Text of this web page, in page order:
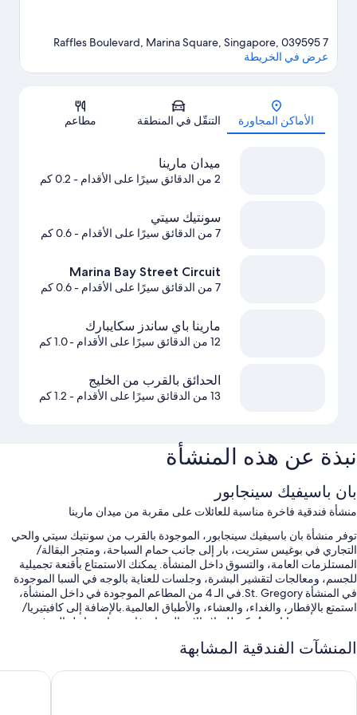
الخريطة
7 Raffles Boulevard, Marina Square, Singapore, 039595
عرض في الخريطة
الأماكن المجاورة التنقّل في المنطقة مطاعم
ميدان مارينا
2 من الدقائق سيرًا على الأقدام - 0.2 كم
سونتيك سيتي
7 من الدقائق سيرًا على الأقدام - 0.6 كم
Marina Bay Street Circuit
7 من الدقائق سيرًا على الأقدام - 0.6 كم
مارينا باي ساندز سكايبارك
12 من الدقائق سيرًا على الأقدام - 1.0 كم
الحدائق بالقرب من الخليج
13 من الدقائق سيرًا على الأقدام - 1.2 كم
نبذة عن هذه المنشأة
بان باسيفيك سينجابور
منشأة فندقية فاخرة مناسبة للعائلات على مقربة من ميدان مارينا
توفر منشأة بان باسيفيك سينجابور، الموجودة بالقرب من سونتيك سيتي والحي
التجاري في بوغيس ستريت، بار إلى جانب حمام السباحة، ومتجر البقالة/
المستلزمات العامة، والتسوق داخل المنشأة. يمكنك الاستمتاع بأقنعة تجميلية
للجسم، ومعالجات لتقشير البشرة، وجلسات للعناية بالوجه في السبا الموجودة
في المنشأة St. Gregory.في الـ 4 من المطاعم الموجودة في داخل المنشأة،
استمتع بالإفطار، والغداء، والعشاء، والأطباق العالمية.بالإضافة إلى كافيتيريا/
مقهى وحديقة يابانية، يُمكن للنزلاء الاتصال بواي فاي مجاني داخل الغرفة.
ستستمتع أيضًا بالامتيازات التالية في أثناء إقامتك:
2 حمامات سباحة مكشوفة وحمام سباحة للأطفال، مع مقاعد للتشمس
المنشآت الفندقية المشابهة
باركرويال كوليكشن مارينا باي، سينجابور ويندهام